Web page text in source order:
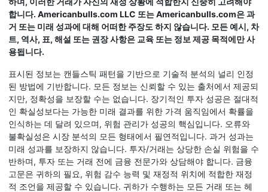
합니다. Americanbulls.com LLC 또는 Americanbulls.com은 과
거 또는 미래 성과에 대해 어떠한 주장도 하지 않습니다. 모든 예시, 차
트, 역사, 표, 해설 또는 권장 사항은 교육 또는 정보 제공 목적에만 사
용됩니다.
표시된 정보는 캔들스틱 패턴을 기반으로 기술적 분석의 널리 인정
된 방법에 기반합니다. 모든 정보는 신뢰할 수 있는 출처에서 제공되
지만, 정확성을 보장할 수는 없습니다. 장기적인 투자 성공은 절대적
인 확실성보다는 가능한 미래 결과를 위한 가격 움직임에서 확률을
인식하는 데 달려 있으며, 위험 관리가 성공의 핵심입니다. 오류와
불확실성은 시장 분석의 모든 형태에서 필연적입니다. 과거 성과는
미래 성과를 보장하지 않습니다. 투자/거래는 상당한 손실 위험을 수
반하며, 투자 또는 거래 전에 금융 전문가와 상담해야 합니다. 금융
고문은 귀하의 필요, 위험 감수 능력 및 재정적 위치에 적합한 재정
적 조언을 제공할 수 있습니다. 귀하가 수행하는 모든 거래 또는 헤